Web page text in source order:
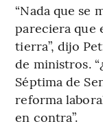
“Nada que se
pareciera que
tierra”, dijo
de ministros.
Séptima de
reforma
en contra”.